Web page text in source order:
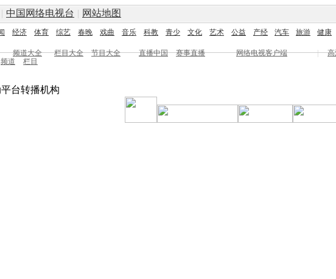
| 中国网络电视台 | 网站地图
经济 体育 综艺 春晚 戏曲 音乐 科教 青少 文化 艺术 公益 产经 汽车 旅游 健康
频道大全 栏目大全 节目大全 直播中国 赛事直播 网络电视客户端 |
频道
栏目
台转播机构